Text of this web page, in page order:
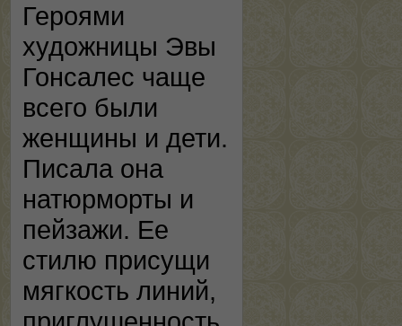
Героями
художницы Эвы
Гонсалес чаще
всего были
женщины и дети.
Писала она
натюрморты и
пейзажи. Ее
стилю присущи
мягкость линий,